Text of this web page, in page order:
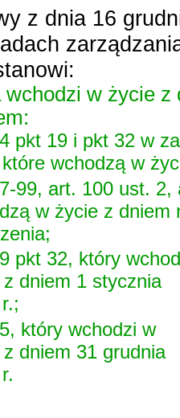
z dnia 16
wchodzi w życie
pkt 19 i pkt 32 w
wchodzą w
99, art. 100 ust. 2,
w życie z dniem
pkt 32, który
dniem 1 stycznia
który wchodzi w
dniem 31 grudnia